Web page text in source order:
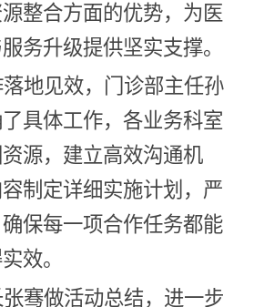
整合方面的优势，为医
务升级提供坚实支撑。
地见效，门诊部主任孙
具体工作，各业务科室
源，建立高效沟通机
制定详细实施计划，严
保每一项合作任务都能
效。
骞做活动总结，进一步